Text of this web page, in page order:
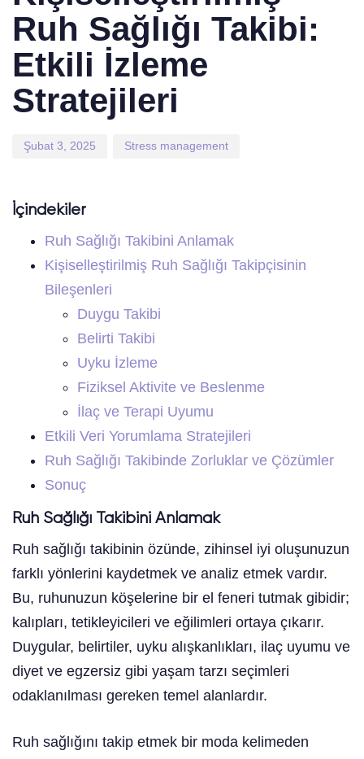
Ruh Sağlığı Takibi:
Etkili İzleme
Stratejileri
Şubat 3, 2025 Stress management
İçindekiler
Ruh Sağlığı Takibini Anlamak
Kişiselleştirilmiş Ruh Sağlığı Takipçisinin
Bileşenleri
Duygu Takibi
Belirti Takibi
Uyku İzleme
Fiziksel Aktivite ve Beslenme
İlaç ve Terapi Uyumu
Etkili Veri Yorumlama Stratejileri
Ruh Sağlığı Takibinde Zorluklar ve Çözümler
Sonuç
Ruh Sağlığı Takibini Anlamak
Ruh sağlığı takibinin özünde, zihinsel iyi oluşunuzun
farklı yönlerini kaydetmek ve analiz etmek vardır.
Bu, ruhunuzun köşelerine bir el feneri tutmak gibidir;
kalıpları, tetikleyicileri ve eğilimleri ortaya çıkarır.
Duygular, belirtiler, uyku alışkanlıkları, ilaç uyumu ve
diyet ve egzersiz gibi yaşam tarzı seçimleri
odaklanılması gereken temel alanlardır.
Ruh sağlığını takip etmek bir moda kelimeden